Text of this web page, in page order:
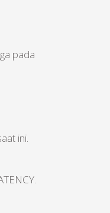
pada
ini.